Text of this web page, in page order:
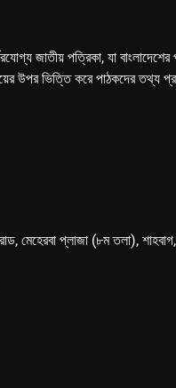
জাতীয় পত্রিকা, যা
উপর ভিত্তি করে পাঠকদের তথ্য
মেহেরবা প্লাজা (৮ম তলা),